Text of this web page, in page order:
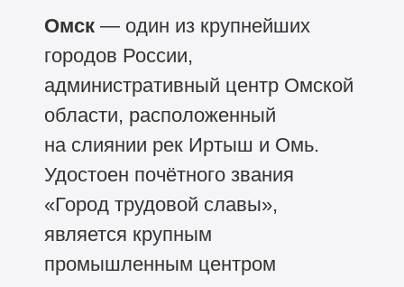
Омск — один из крупнейших
городов России,
административный центр Омской
области, расположенный
на слиянии рек Иртыш и Омь.
Удостоен почётного звания
«Город трудовой славы»,
является крупным
промышленным центром